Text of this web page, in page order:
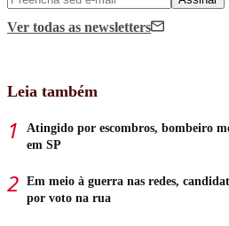
Ver todas as newsletters
Leia também
Atingido por escombros, bombeiro
em SP
Em meio à guerra nas redes,
por voto na rua